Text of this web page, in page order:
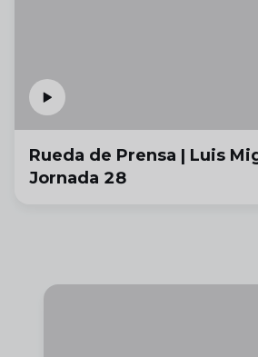
Rueda de Prensa | Luis
Jornada 28